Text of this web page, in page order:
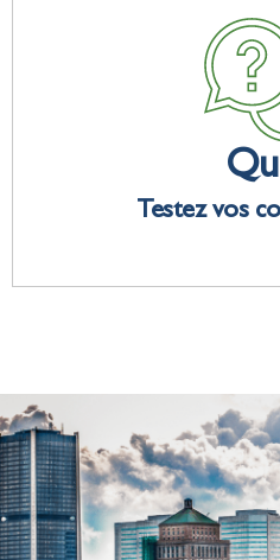
Testez vos